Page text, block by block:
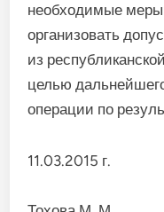
необходимые меры
организовать
из
целью
операции по
11.03.2015 г.